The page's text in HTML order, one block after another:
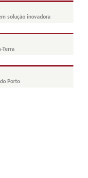
solução inovadora
Terra
Porto